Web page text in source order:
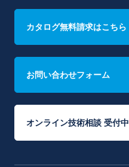
カタログ無料請求はこちら
お問い合わせフォーム
オンライン技術相談 受付中